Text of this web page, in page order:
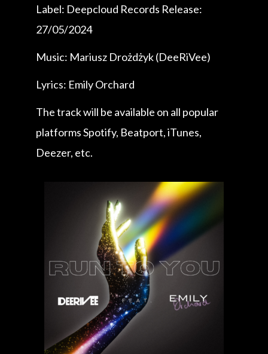
Label: Deepcloud Records Release:
27/05/2024
Music: Mariusz Drożdżyk (DeeRiVee)
Lyrics: Emily Orchard
The track will be available on all popular
platforms Spotify, Beatport, iTunes,
Deezer, etc.